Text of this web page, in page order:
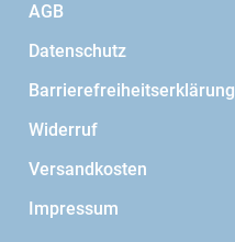
AGB
Datenschutz
Barrierefreiheitserklärung
Widerruf
Versandkosten
Impressum